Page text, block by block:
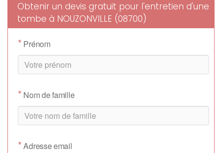
Obtenir un devis gratuit pour l'entretien d'une
tombe à NOUZONVILLE (08700)
* Prénom
* Nom de famille
*Adresse email